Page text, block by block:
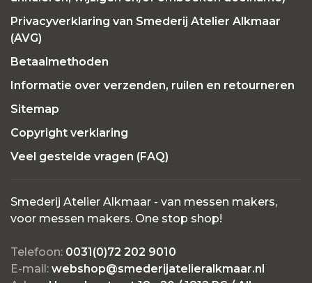
Privacyverklaring van Smederij Atelier Alkmaar
(AVG)
Betaalmethoden
Informatie over verzenden, ruilen en retourneren
Sitemap
Copyright verklaring
Veel gestelde vragen (FAQ)
Smederij Atelier Alkmaar - van messen makers,
voor messen makers. One stop shop!
Telefoon: 0031(0)72 202 9010
E-mail: webshop@smederijatelieralkmaar.nl